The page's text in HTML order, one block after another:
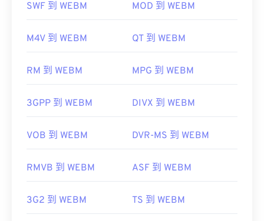
和MPlayer。目前，Xvid 不支援字幕或互動式選
AutoGK
初始發布：2001
https://en.wikipedia.org/wiki/Xvid
VLC 媒體播放器 MPlayer可以在任何作業系統
Microsoft 瀏覽器沒有內建 WebM 編解碼器。因此，
援 WEBM 檔案。
由以下公司開發： ;CoreCode。
SWF 到 WEBM MOD 到 WEBM
M4V 到 WEBM QT 到 WEBM
RM 到 WEBM MPG 到 WEBM
3GPP 到 WEBM DIVX 到 WEBM
VOB 到 WEBM DVR-MS 到 WEBM
RMVB 到 WEBM ASF 到 WEBM
3G2 到 WEBM TS 到 WEBM